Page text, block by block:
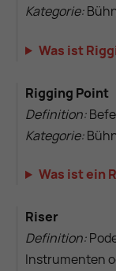
Kategorie:
Was ist
Rigging Point
Definition:
Kategorie:
Was ist ein
Riser
Definition:
Instrumenten